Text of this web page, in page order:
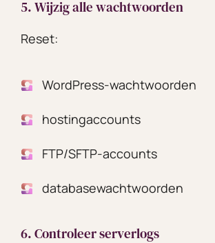
5. Wijzig alle wachtwoorden
Reset:
WordPress-wachtwoorden
hostingaccounts
FTP/SFTP-accounts
databasewachtwoorden
6. Controleer serverlogs